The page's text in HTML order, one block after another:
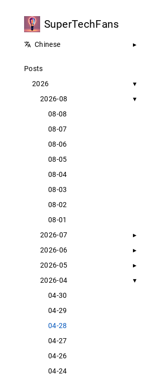
SuperTechFans
Chinese
Posts
2026
2026-08
08-08
08-07
08-06
08-05
08-04
08-03
08-02
08-01
2026-07
2026-06
2026-05
2026-04
04-30
04-29
04-28
04-27
04-26
04-24